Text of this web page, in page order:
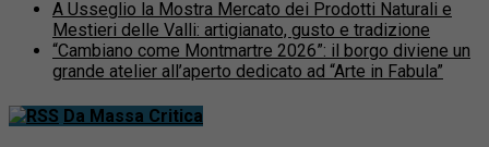
A Usseglio la Mostra Mercato dei Prodotti Naturali e
Mestieri delle Valli: artigianato, gusto e tradizione
“Cambiano come Montmartre 2026”: il borgo diviene un
grande atelier all’aperto dedicato ad “Arte in Fabula”
Da Massa Critica